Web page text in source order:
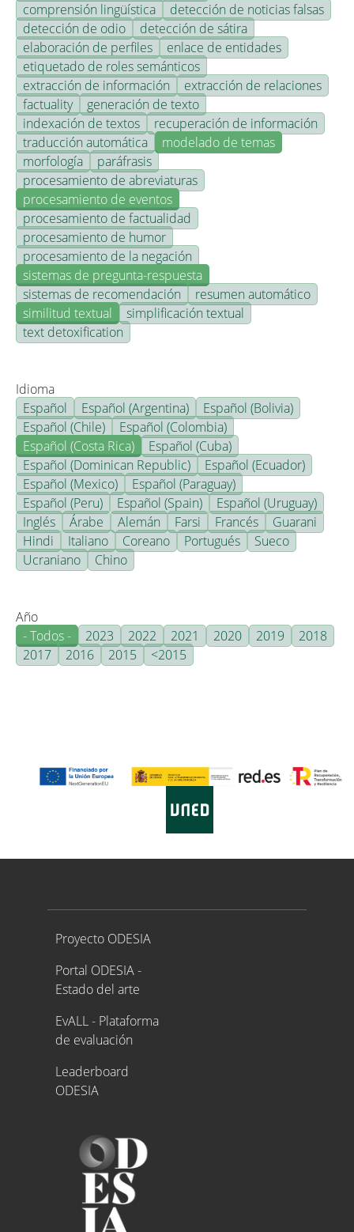
comprensión lingüística
detección de noticias falsas
detección de odio
detección de sátira
elaboración de perfiles
enlace de entidades
etiquetado de roles semánticos
extracción de información
extracción de relaciones
factuality
generación de texto
indexación de textos
recuperación de información
traducción automática
modelado de temas
morfología
paráfrasis
procesamiento de abreviaturas
procesamiento de eventos
procesamiento de factualidad
procesamiento de humor
procesamiento de la negación
sistemas de pregunta-respuesta
sistemas de recomendación
resumen automático
similitud textual
simplificación textual
text detoxification
Idioma
Español
Español (Argentina)
Español (Bolivia)
Español (Chile)
Español (Colombia)
Español (Costa Rica)
Español (Cuba)
Español (Dominican Republic)
Español (Ecuador)
Español (Mexico)
Español (Paraguay)
Español (Peru)
Español (Spain)
Español (Uruguay)
Inglés
Árabe Alemán Farsi Francés
Guarani
Hindi
Italiano Coreano Portugués
Sueco
Ucraniano
Chino
Año
- Todos -
2023 2022 2021 2020 2019
2018
2017
2016 2015 <2015
Proyecto ODESIA
Proyecto ODESIA
Portal ODESIA -
Estado del arte
EvALL - Plataforma
de evaluación
Leaderboard
ODESIA